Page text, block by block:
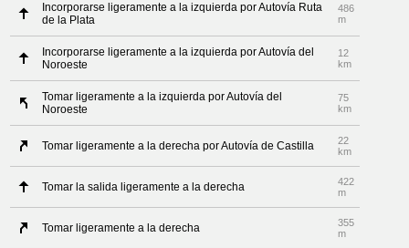
Incorporarse ligeramente a la izquierda por Autovía Ruta
de la Plata
486
m
Incorporarse ligeramente a la izquierda por Autovía del
Noroeste
12
km
Tomar ligeramente a la izquierda por Autovía del
Noroeste
75
km
Tomar ligeramente a la derecha por Autovía de Castilla
22
km
Tomar la salida ligeramente a la derecha
422
m
Tomar ligeramente a la derecha
355
m